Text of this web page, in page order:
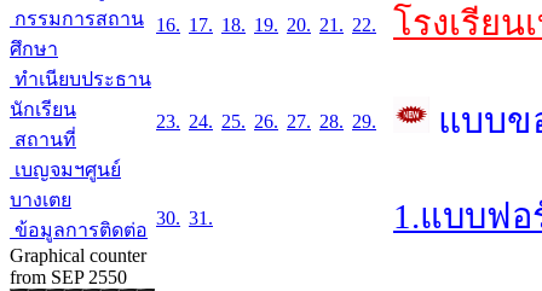
กรรมการสถาน
ศึกษา
ทำเนียบประธาน
นักเรียน
สถานที่
เบญจมฯศูนย์
บางเตย
ข้อมูลการติดต่อ
Graphical counter
from SEP 2550
16. 17. 18. 19. 20. 21. 22.
23. 24. 25. 26. 27. 28. 29.
30. 31.
โรงเรีย
แบบข
1.แบบฟ